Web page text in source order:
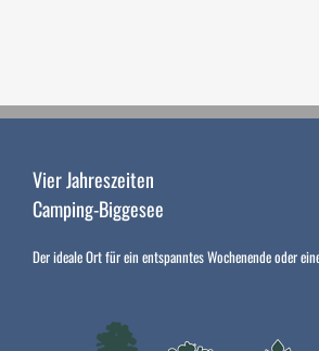
Vier Jahreszeiten
Camping-Biggesee
Der ideale Ort für ein entspanntes Wochenende oder